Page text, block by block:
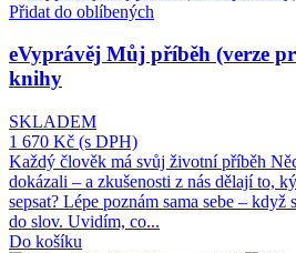
Přidat do oblíbených
eVyprávěj Můj příběh (verze
knihy
SKLADEM
1 670 Kč (s DPH)
Každý člověk má svůj životní příběh
dokázali – a zkušenosti z nás dělají to,
sepsat? Lépe poznám sama sebe –
do slov. Uvidím, co...
Do košíku